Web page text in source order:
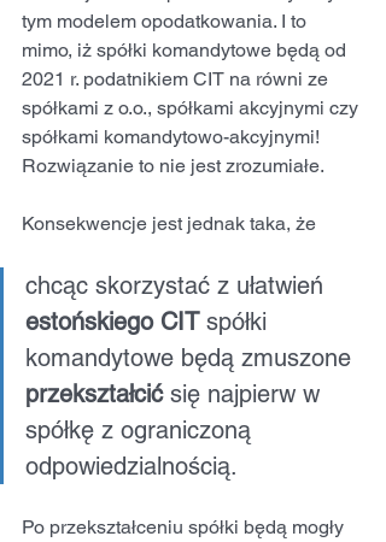
tym modelem opodatkowania. I to
mimo, iż spółki komandytowe będą od
2021 r. podatnikiem CIT na równi ze
spółkami z o.o., spółkami akcyjnymi czy
spółkami komandytowo-akcyjnymi!
Rozwiązanie to nie jest zrozumiałe.
Konsekwencje jest jednak taka, że
chcąc skorzystać z ułatwień
estońskiego CIT spółki
komandytowe będą zmuszone
przekształcić się najpierw w
spółkę z ograniczoną
odpowiedzialnością.
Po przekształceniu spółki będą mogły